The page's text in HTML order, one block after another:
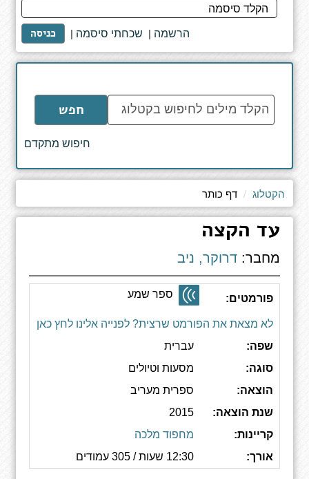
כניסה | שכחתי סיסמה | הרשמה
הקלד
מילים
לחיפוש
חפש
חיפוש מתקדם
הקטלוג דף כותר
עד הקצה
מחבר:דרוקר, ניב
פורמטים: ספר שמע
לא מצאת את הפורמט שרצית? לפנייה אלינו לחץ כאן
שפה:
עברית
סוגה:
מסעות וטיולים
הוצאה:
ספרית מעריב
שנת הוצאה:
2015
קריינות:
מחפוד מלכה
אורך:
12:30 שעות / 305 עמודים